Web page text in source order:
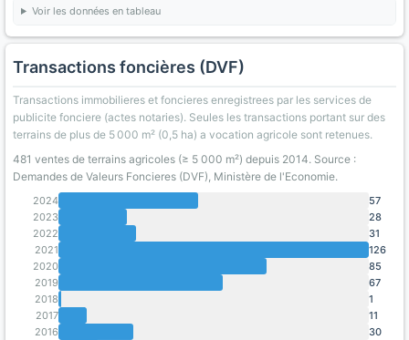
Voir les données en tableau
Transactions foncières (DVF)
Transactions immobilieres et foncieres enregistrees par les services de
publicite fonciere (actes notaries). Seules les transactions portant sur des
terrains de plus de 5 000 m² (0,5 ha) a vocation agricole sont retenues.
481 ventes de terrains agricoles (≥ 5 000 m²) depuis 2014. Source :
Demandes de Valeurs Foncieres (DVF), Ministère de l'Economie.
2024
57
2023
28
2022
31
2021
126
2020
85
2019
67
2018
1
2017
11
2016
30